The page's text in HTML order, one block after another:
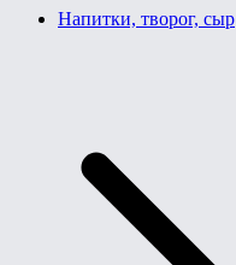
Напитки, творог, сыр